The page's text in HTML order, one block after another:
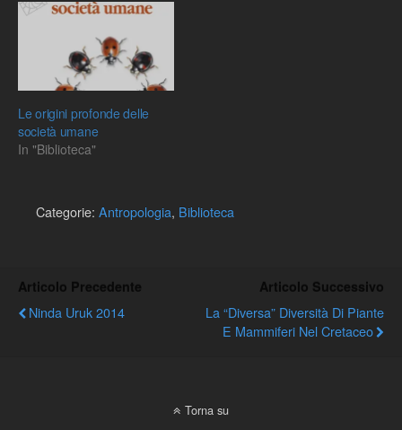
integrale delle sei puntate
dalla nostra collaboratrice
Paola Nardi che
alleghiamo. Buona lettura!
Le origini profonde delle
società umane
In "Biblioteca"
Categorie: Antropologia, Biblioteca
Articolo Precedente
Ninda Uruk 2014
Articolo Successivo
La “diversa” Diversità Di Piante
E Mammiferi Nel Cretaceo
Torna su